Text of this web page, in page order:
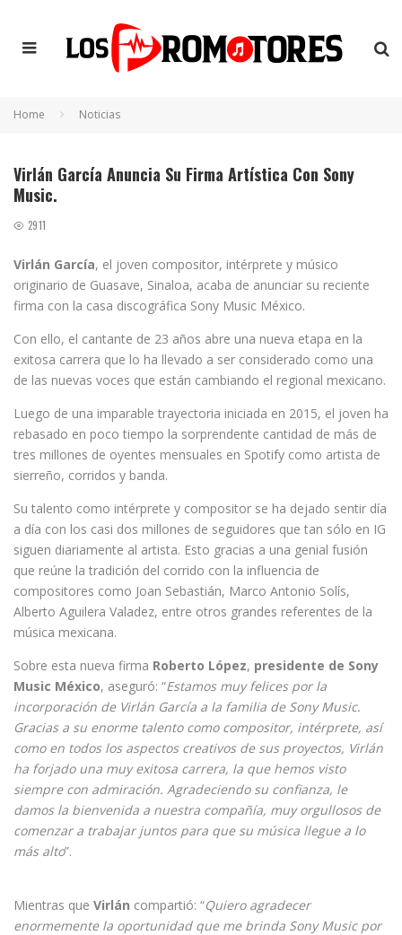
Home Noticias
Virlán García Anuncia Su Firma Artística Con Sony
Music.
2911
Virlán García, el joven compositor, intérprete y músico
originario de Guasave, Sinaloa, acaba de anunciar su reciente
firma con la casa discográfica Sony Music México.
Con ello, el cantante de 23 años abre una nueva etapa en la
exitosa carrera que lo ha llevado a ser considerado como una
de las nuevas voces que están cambiando el regional mexicano.
Luego de una imparable trayectoria iniciada en 2015, el joven ha
rebasado en poco tiempo la sorprendente cantidad de más de
tres millones de oyentes mensuales en Spotify como artista de
sierreño, corridos y banda.
Su talento como intérprete y compositor se ha dejado sentir día
a día con los casi dos millones de seguidores que tan sólo en IG
siguen diariamente al artista. Esto gracias a una genial fusión
que reúne la tradición del corrido con la influencia de
compositores como Joan Sebastián, Marco Antonio Solís,
Alberto Aguilera Valadez, entre otros grandes referentes de la
música mexicana.
Sobre esta nueva firma Roberto López, presidente de Sony
Music México, aseguró: “Estamos muy felices por la
incorporación de Virlán García a la familia de Sony Music.
Gracias a su enorme talento como compositor, intérprete, así
como en todos los aspectos creativos de sus proyectos, Virlán
ha forjado una muy exitosa carrera, la que hemos visto
siempre con admiración. Agradeciendo su confianza, le
damos la bienvenida a nuestra compañía, muy orgullosos de
comenzar a trabajar juntos para que su música llegue a lo
más alto”.
Mientras que Virlán compartió: “Quiero agradecer
enormemente la oportunidad que me brinda Sony Music por